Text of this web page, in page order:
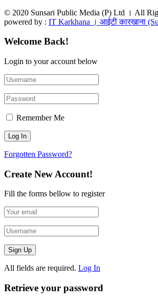
© 2020 Sunsari Public Media (P) Ltd । All
powered by : IT Karkhana । आईटी कारखाना
Welcome Back!
Login to your account below
Remember Me
Forgotten Password?
Create New Account!
Fill the forms bellow to register
All fields are required. Log In
Retrieve your password